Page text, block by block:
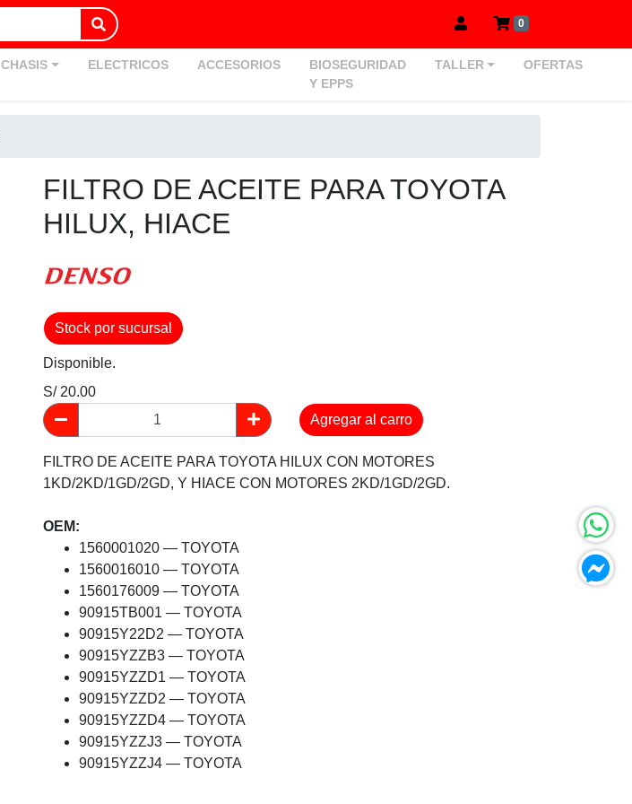
0
CHASIS ELECTRICOS ACCESORIOS
BIOSEGURIDAD
Y EPPS
TALLER OFERTAS
FILTRO DE ACEITE PARA TOYOTA
HILUX, HIACE
Stock por sucursal
Disponible.
S/ 20.00
Agregar al carro
FILTRO DE ACEITE PARA TOYOTA HILUX CON MOTORES
1KD/2KD/1GD/2GD, Y HIACE CON MOTORES 2KD/1GD/2GD.
OEM:
1560001020 — TOYOTA
1560016010 — TOYOTA
1560176009 — TOYOTA
90915TB001 — TOYOTA
90915Y22D2 — TOYOTA
90915YZZB3 — TOYOTA
90915YZZD1 — TOYOTA
90915YZZD2 — TOYOTA
90915YZZD4 — TOYOTA
90915YZZJ3 — TOYOTA
90915YZZJ4 — TOYOTA